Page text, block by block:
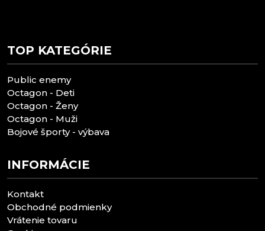
TOP KATEGÓRIE
Public enemy
Octagon - Deti
Octagon - Ženy
Octagon - Muži
Bojové športy - výbava
INFORMÁCIE
Kontakt
Obchodné podmienky
Vrátenie tovaru